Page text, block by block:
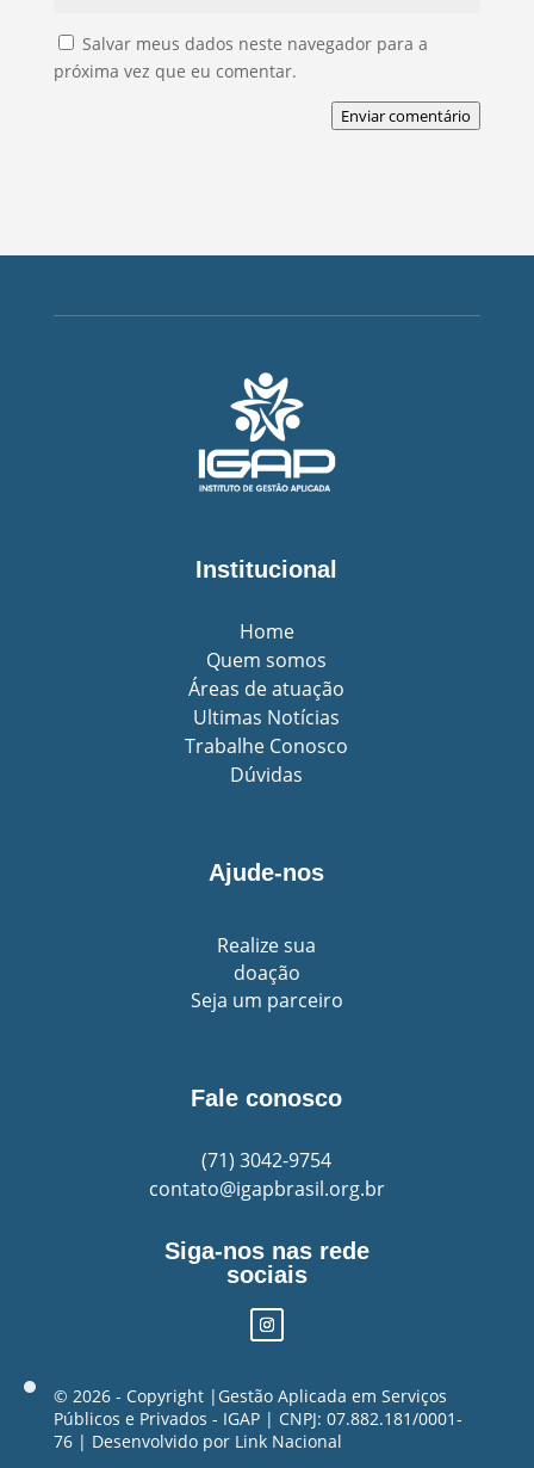
Salvar meus dados neste navegador para a
próxima vez que eu comentar.
Enviar comentário
Institucional
Home
Quem somos
Áreas de atuação
Ultimas Notícias
Trabalhe Conosco
Dúvidas
Ajude-nos
Realize sua
doação
Seja um parceiro
Fale conosco
(71)3042-9754
contato@igapbrasil.org.br
Siga-nos nas rede
sociais
©️ 2026 - Copyright |Gestão Aplicada em Serviços
Públicos e Privados - IGAP | CNPJ: 07.882.181/0001-
76 | Desenvolvido por Link Nacional